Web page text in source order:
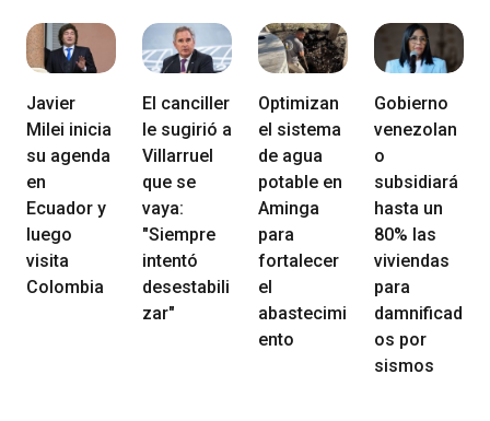
Javier
Milei inicia
su agenda
en
Ecuador y
luego
visita
Colombia
El canciller
le sugirió a
Villarruel
que se
vaya:
"Siempre
intentó
desestabili
zar"
Optimizan
el sistema
de agua
potable en
Aminga
para
fortalecer
el
abastecimi
ento
Gobierno
venezolan
o
subsidiará
hasta un
80% las
viviendas
para
damnificad
os por
sismos